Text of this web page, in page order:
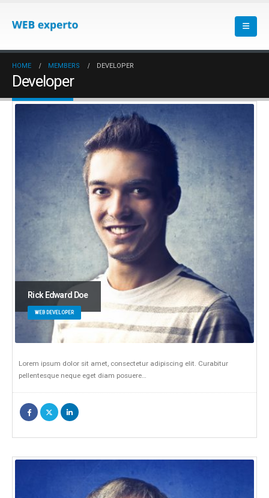
HOME MEMBERS DEVELOPER
Developer
Rick Edward Doe
WEB DEVELOPER
Lorem ipsum dolor sit amet, consectetur adipiscing elit. Curabitur
pellentesque neque eget diam posuere…